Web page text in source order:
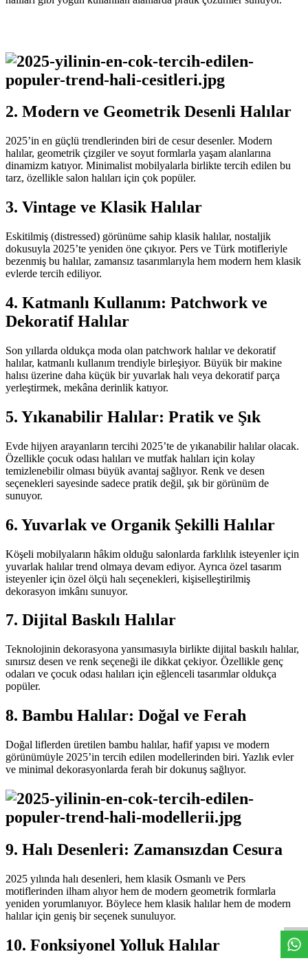
WhtsappDeseHatt
2. Modern ve Geometrik Desenli Halılar
2025’in en güçlü trendlerinden biri de cesur desenler. Modern
halılar, geometrik çizgiler ve soyut formlarla yaşam alanlarına
dinamizm katıyor. Minimalist mobilyalarla birlikte tercih edilen bu
tarz, özellikle salon halıları için çok popüler.
3. Vintage ve Klasik Halılar
Eskitilmiş (distressed) görünüme sahip klasik halılar, nostaljik
dokusuyla 2025’te yeniden öne çıkıyor. Pers ve Türk motifleriyle
bezenmiş bu halılar, zamansız tasarımlarıyla hem modern hem klasik
evlerde tercih ediliyor.
4. Katmanlı Kullanım: Patchwork ve
Dekoratif Halılar
Son yıllarda oldukça moda olan patchwork halılar ve dekoratif
halılar, katmanlı kullanım trendiyle birleşiyor. Büyük bir makine
halısı üzerine daha küçük bir yuvarlak halı veya dekoratif parça
yerleştirmek, mekâna derinlik katıyor.
5. Yıkanabilir Halılar: Pratik ve Şık
Evde hijyen arayanların tercihi 2025’te de yıkanabilir halılar olacak.
Özellikle çocuk odası halıları ve mutfak halıları için kolay
temizlenebilir olması büyük avantaj sağlıyor. Renk ve desen
seçenekleri sayesinde sadece pratik değil, şık bir görünüm de
sunuyor.
6. Yuvarlak ve Organik Şekilli Halılar
Köşeli mobilyaların hâkim olduğu salonlarda farklılık isteyenler için
yuvarlak halılar trend olmaya devam ediyor. Ayrıca özel tasarım
isteyenler için özel ölçü halı seçenekleri, kişiselleştirilmiş
dekorasyon imkânı sunuyor.
7. Dijital Baskılı Halılar
Teknolojinin dekorasyona yansımasıyla birlikte dijital baskılı halılar,
sınırsız desen ve renk seçeneği ile dikkat çekiyor. Özellikle genç
odaları ve çocuk odası halıları için eğlenceli tasarımlar oldukça
popüler.
8. Bambu Halılar: Doğal ve Ferah
Doğal liflerden üretilen bambu halılar, hafif yapısı ve modern
görünümüyle 2025’in tercih edilen modellerinden biri. Yazlık evler
ve minimal dekorasyonlarda ferah bir dokunuş sağlıyor.
9. Halı Desenleri: Zamansızdan Cesura
2025 yılında halı desenleri, hem klasik Osmanlı ve Pers
motiflerinden ilham alıyor hem de modern geometrik formlarla
yeniden yorumlanıyor. Böylece hem klasik halılar hem de modern
halılar için geniş bir seçenek sunuluyor.
10. Fonksiyonel Yolluk Halılar